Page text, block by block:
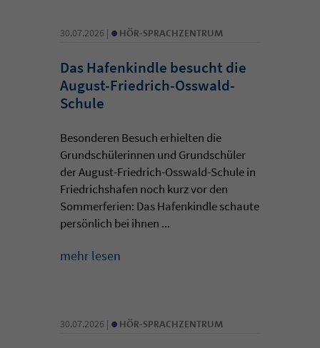
30.07.2026 | • HÖR-SPRACHZENTRUM
Das Hafenkindle besucht die
August-Friedrich-Osswald-
Schule
Besonderen Besuch erhielten die
Grundschülerinnen und Grundschüler
der August-Friedrich-Osswald-Schule in
Friedrichshafen noch kurz vor den
Sommerferien: Das Hafenkindle schaute
persönlich bei ihnen ...
mehr lesen
30.07.2026 | • HÖR-SPRACHZENTRUM